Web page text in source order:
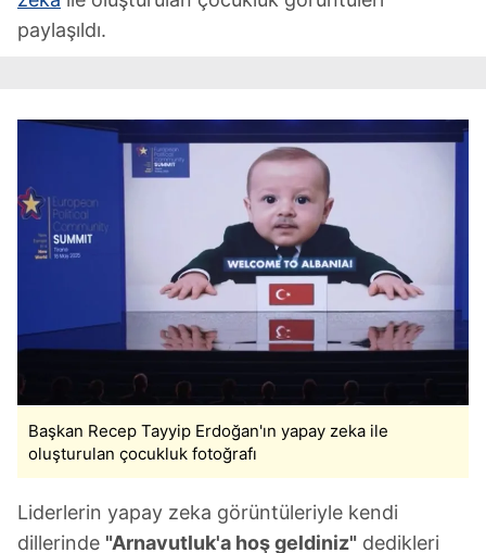
paylaşıldı.
Başkan Recep Tayyip Erdoğan'ın yapay zeka ile
oluşturulan çocukluk fotoğrafı
Liderlerin yapay zeka görüntüleriyle kendi
dillerinde "Arnavutluk'a hoş geldiniz" dedikleri